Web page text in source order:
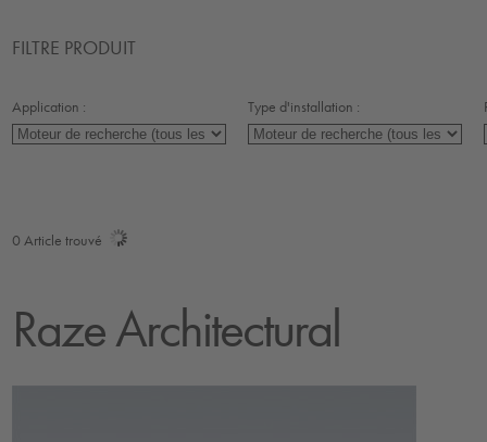
FILTRE PRODUIT
Application : Type d'installation :
0 Article trouvé
Raze Architectural